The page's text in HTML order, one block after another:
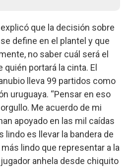
que la decisión sobre
define en el plantel y que
no saber cuál será el
portará la cinta. El
lleva 99 partidos como
uruguaya. “Pensar en eso
Me acuerdo de mi
apoyado en las mil caídas
lindo es llevar la bandera de
más lindo que representar a la
anhela desde chiquito